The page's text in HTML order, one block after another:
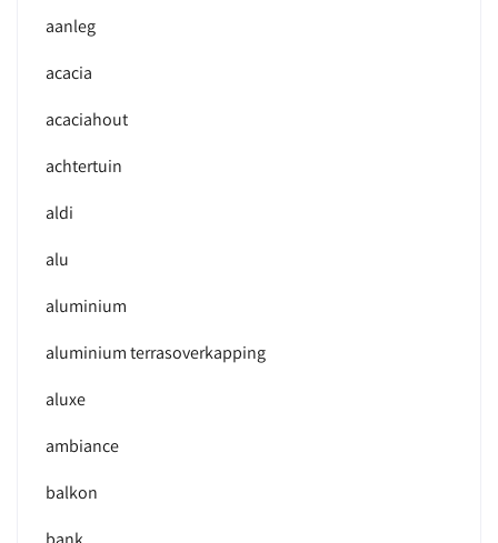
aanleg
acacia
acaciahout
achtertuin
aldi
alu
aluminium
aluminium terrasoverkapping
aluxe
ambiance
balkon